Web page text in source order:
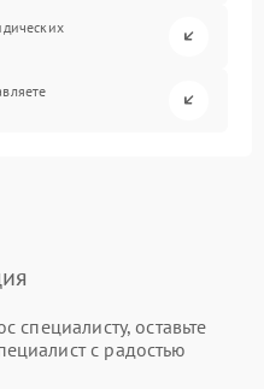
специалисту, оставьте
с радостью